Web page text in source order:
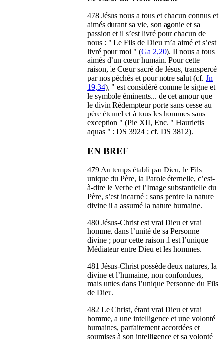
478 Jésus nous a tous et chacun connus et
aimés durant sa vie, son agonie et sa
passion et il s’est livré pour chacun de
nous : " Le Fils de Dieu m’a aimé et s’est
livré pour moi " (Ga 2,20). Il nous a tous
aimés d’un cœur humain. Pour cette
raison, le Cœur sacré de Jésus, transpercé
par nos péchés et pour notre salut (cf. Jn
19,34), " est considéré comme le signe et
le symbole éminents... de cet amour que
le divin Rédempteur porte sans cesse au
père éternel et à tous les hommes sans
exception " (Pie XII, Enc. " Haurietis
aquas " : DS 3924 ; cf. DS 3812).
EN BREF
479 Au temps établi par Dieu, le Fils
unique du Père, la Parole éternelle, c’est-
à-dire le Verbe et l’Image substantielle du
Père, s’est incarné : sans perdre la nature
divine il a assumé la nature humaine.
480 Jésus-Christ est vrai Dieu et vrai
homme, dans l’unité de sa Personne
divine ; pour cette raison il est l’unique
Médiateur entre Dieu et les hommes.
481 Jésus-Christ possède deux natures, la
divine et l’humaine, non confondues,
mais unies dans l’unique Personne du Fils
de Dieu.
482 Le Christ, étant vrai Dieu et vrai
homme, a une intelligence et une volonté
humaines, parfaitement accordées et
soumises à son intelligence et sa volonté